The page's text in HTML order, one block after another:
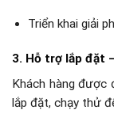
Triển khai giải
3. Hỗ trợ lắp đặt
Khách hàng được
lắp đặt, chạy thử